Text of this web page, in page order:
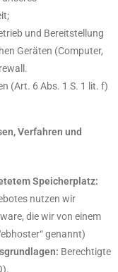
und Bereitstellung
Geräten (Computer,
(Art. 6 Abs. 1 S. 1 lit. f)
Verfahren und
Speicherplatz:
nutzen wir
die wir von einem
genannt)
Berechtigte